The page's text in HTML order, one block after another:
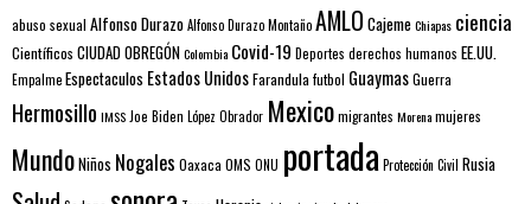
abuso sexual Alfonso DurazoAlfonso Durazo MontañoAMLO CajemeChiapas ciencia
Científicos CIUDAD OBREGÓNColombia Covid-19 Deportes derechos humanos EE.UU.
EmpalmeEspectaculos Estados UnidosFarandula futbol GuaymasGuerra
Hermosillo IMSS Joe Biden López Obrador Mexicomigrantes Morenamujeres
MundoNiños Nogales Oaxaca OMS ONU portada Protección Civil Rusia